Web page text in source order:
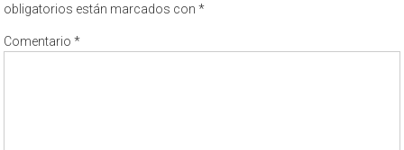
obligatorios están marcados con*
Comentario*